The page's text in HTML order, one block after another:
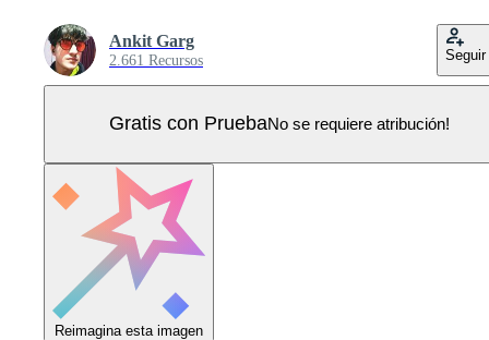
Ankit Garg
2.661 Recursos Seguir
Gratis con PruebaNo se requiere atribución!
Reimagina esta imagen